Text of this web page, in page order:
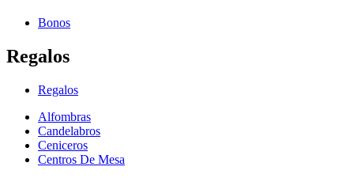
Bonos
Regalos
Regalos
Alfombras
Candelabros
Ceniceros
Centros De Mesa